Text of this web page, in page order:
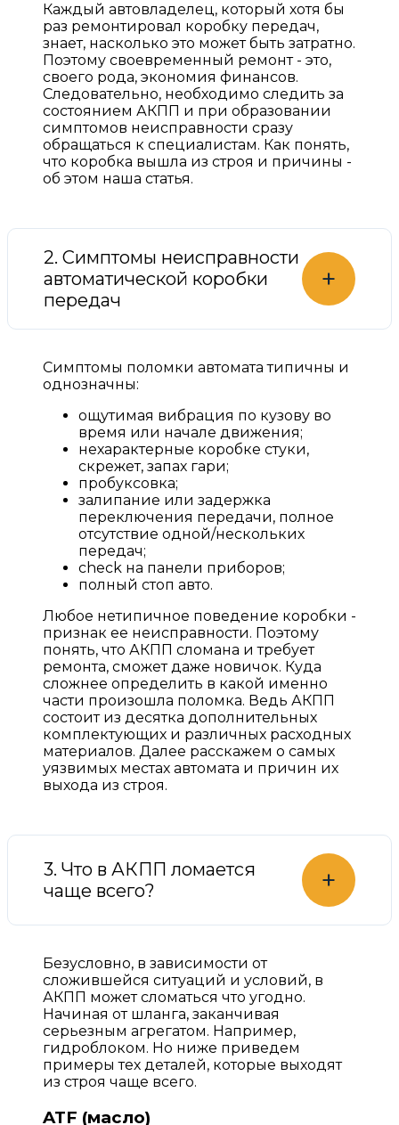
Каждый автовладелец, который хотя бы
раз ремонтировал коробку передач,
знает, насколько это может быть затратно.
Поэтому своевременный ремонт - это,
своего рода, экономия финансов.
Следовательно, необходимо следить за
состоянием АКПП и при образовании
симптомов неисправности сразу
обращаться к специалистам. Как понять,
что коробка вышла из строя и причины -
об этом наша статья.
2. Симптомы неисправности
автоматической коробки
передач
+
Симптомы поломки автомата типичны и
однозначны:
ощутимая вибрация по кузову во
время или начале движения;
нехарактерные коробке стуки,
скрежет, запах гари;
пробуксовка;
залипание или задержка
переключения передачи, полное
отсутствие одной/нескольких
передач;
check на панели приборов;
полный стоп авто.
Любое нетипичное поведение коробки -
признак ее неисправности. Поэтому
понять, что АКПП сломана и требует
ремонта, сможет даже новичок. Куда
сложнее определить в какой именно
части произошла поломка. Ведь АКПП
состоит из десятка дополнительных
комплектующих и различных расходных
материалов. Далее расскажем о самых
уязвимых местах автомата и причин их
выхода из строя.
3. Что в АКПП ломается
чаще всего?
+
Безусловно, в зависимости от
сложившейся ситуаций и условий, в
АКПП может сломаться что угодно.
Начиная от шланга, заканчивая
серьезным агрегатом. Например,
гидроблоком. Но ниже приведем
примеры тех деталей, которые выходят
из строя чаще всего.
ATF (масло)